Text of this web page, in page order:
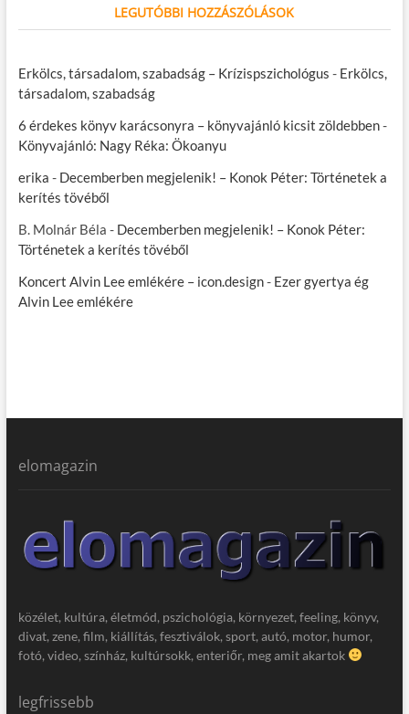
LEGUTÓBBI HOZZÁSZÓLÁSOK
Erkölcs, társadalom, szabadság – Krízispszichológus - Erkölcs,
társadalom, szabadság
6 érdekes könyv karácsonyra – könyvajánló kicsit zöldebben-
Könyvajánló: Nagy Réka: Ökoanyu
erika - Decemberben megjelenik! – Konok Péter: Történetek a
kerítés tövéből
B. Molnár Béla - Decemberben megjelenik! – Konok Péter:
Történetek a kerítés tövéből
Koncert Alvin Lee emlékére – icon.design- Ezer gyertya ég
Alvin Lee emlékére
elomagazin
közélet, kultúra, életmód, pszichológia, környezet, feeling, könyv,
divat, zene, film, kiállítás, fesztiválok, sport, autó, motor, humor,
fotó, video, színház, kultúrsokk, enteriőr, meg amit akartok
legfrissebb